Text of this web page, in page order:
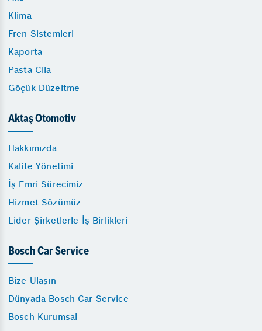
Klima
Fren Sistemleri
Kaporta
Pasta Cila
Göçük Düzeltme
Aktaş Otomotiv
Hakkımızda
Kalite Yönetimi
İş Emri Sürecimiz
Hizmet Sözümüz
Lider Şirketlerle İş Birlikleri
Bosch Car Service
Bize Ulaşın
Dünyada Bosch Car Service
Bosch Kurumsal